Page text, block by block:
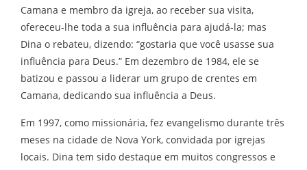
Camana e membro da igreja, ao receber sua visita,
ofereceu-lhe toda a sua influência para ajudá-la; mas
Dina o rebateu, dizendo: “gostaria que você usasse sua
influência para Deus.” Em dezembro de 1984, ele se
batizou e passou a liderar um grupo de crentes em
Camana, dedicando sua influência a Deus.
Em 1997, como missionária, fez evangelismo durante três
meses na cidade de Nova York, convidada por igrejas
locais. Dina tem sido destaque em muitos congressos e